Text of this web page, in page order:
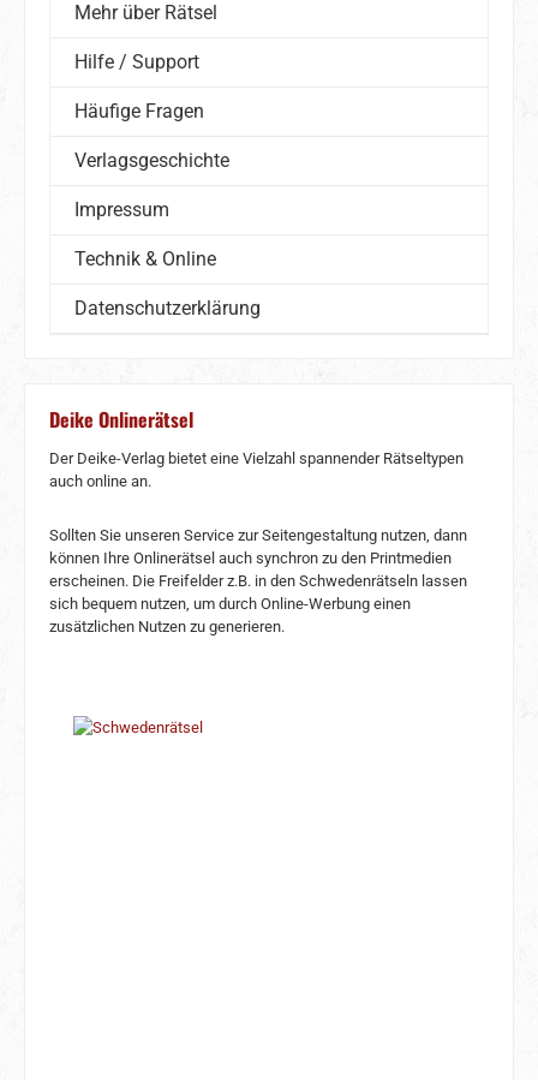
Mehr über Rätsel
Hilfe / Support
Häufige Fragen
Verlagsgeschichte
Impressum
Technik & Online
Datenschutzerklärung
Deike Onlinerätsel
Der Deike-Verlag bietet eine Vielzahl spannender Rätseltypen
auch online an.
Sollten Sie unseren Service zur Seitengestaltung nutzen, dann
können Ihre Onlinerätsel auch synchron zu den Printmedien
erscheinen. Die Freifelder z.B. in den Schwedenrätseln lassen
sich bequem nutzen, um durch Online-Werbung einen
zusätzlichen Nutzen zu generieren.